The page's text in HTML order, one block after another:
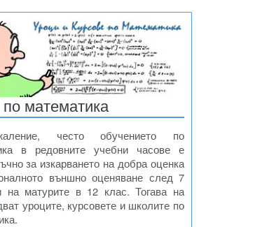
математика
често обучението по
в редовните учебни часове е
за изкарването на добра оценка
външно оценяване след 7
на матурите в 12 клас. Тогава на
уроците, курсовете и школите по